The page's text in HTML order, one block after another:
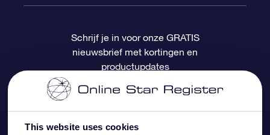
This website uses cookies
OSR Recensies
OSR Cadeaukaart
Relatiegeschenken
Gepersonaliseerde sterrenpagina
One Million Stars
OSR Starsaver
Betalingsinformatie
Verzendinformatie
Retourbeleid
Schrijf je in voor onze GRATIS
nieuwsbrief met kortingen en
productupdates